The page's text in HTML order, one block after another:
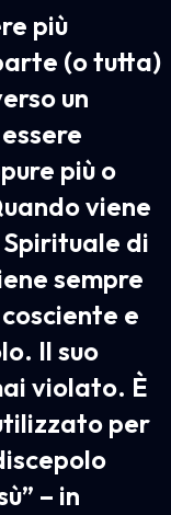
più
(o tutta)
un
più o
viene
di
sempre
e
Il suo
violato. È
per
– in